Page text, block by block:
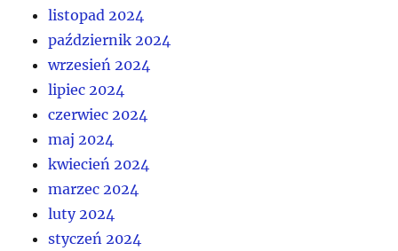
listopad 2024
październik 2024
wrzesień 2024
lipiec 2024
czerwiec 2024
maj 2024
kwiecień 2024
marzec 2024
luty 2024
styczeń 2024